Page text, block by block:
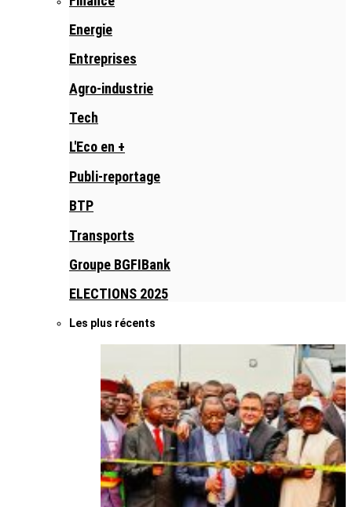
Energie
Entreprises
Agro-industrie
Tech
L'Eco en +
Publi-reportage
BTP
Transports
Groupe BGFIBank
ELECTIONS 2025
Les plus récents